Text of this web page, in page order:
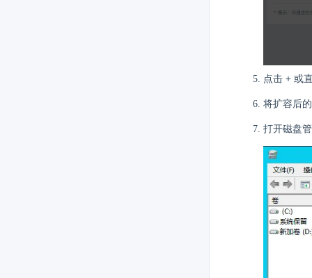
点击 + 或
将扩容后
打开磁盘